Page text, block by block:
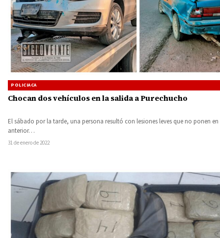
POLICIACA
Chocan dos vehículos en la salida a Purechucho
El sábado por la tarde, una persona resultó con lesiones leves que no ponen
anterior…
31 de enero de 2022